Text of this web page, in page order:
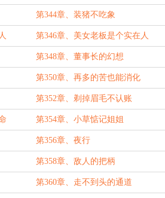
第344章、装猪不吃象
第346章、美女老板是个实在人
第348章、董事长的幻想
第350章、再多的苦也能消化
第352章、剃掉眉毛不认账
第354章、小草惦记姐姐
第356章、夜行
第358章、敌人的把柄
第360章、走不到头的通道